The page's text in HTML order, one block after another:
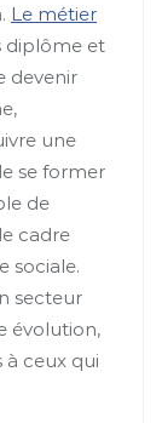
Le métier
diplôme et
devenir
une
se former
de
cadre
sociale.
secteur
évolution,
ceux qui